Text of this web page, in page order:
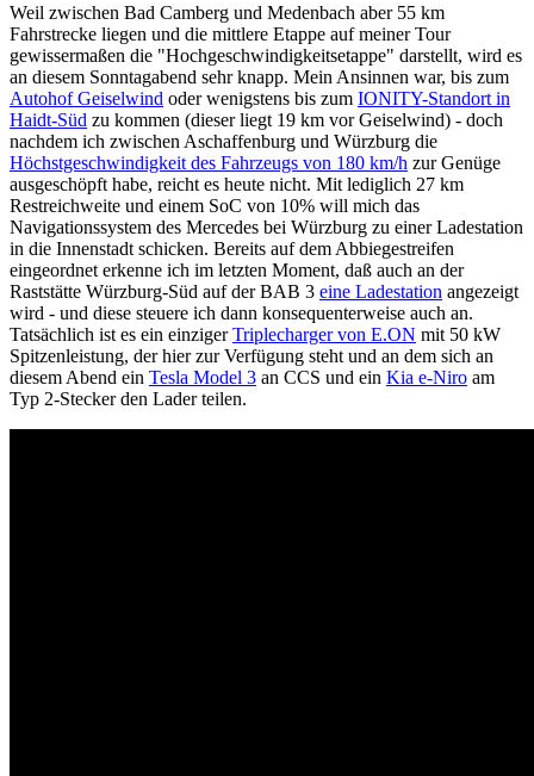
Weil zwischen Bad Camberg und Medenbach aber 55 km
Fahrstrecke liegen und die mittlere Etappe auf meiner Tour
gewissermaßen die "Hochgeschwindigkeitsetappe" darstellt, wird es
an diesem Sonntagabend sehr knapp. Mein Ansinnen war, bis zum
Autohof Geiselwind oder wenigstens bis zum IONITY-Standort in
Haidt-Süd zu kommen (dieser liegt 19 km vor Geiselwind) - doch
nachdem ich zwischen Aschaffenburg und Würzburg die
Höchstgeschwindigkeit des Fahrzeugs von 180 km/h zur Genüge
ausgeschöpft habe, reicht es heute nicht. Mit lediglich 27 km
Restreichweite und einem SoC von 10% will mich das
Navigationssystem des Mercedes bei Würzburg zu einer Ladestation
in die Innenstadt schicken. Bereits auf dem Abbiegestreifen
eingeordnet erkenne ich im letzten Moment, daß auch an der
Raststätte Würzburg-Süd auf der BAB 3 eine Ladestation angezeigt
wird - und diese steuere ich dann konsequenterweise auch an.
Tatsächlich ist es ein einzigerTriplecharger von E.ON mit 50 kW
Spitzenleistung, der hier zur Verfügung steht und an dem sich an
diesem Abend ein Tesla Model 3 an CCS und ein Kia e-Niro am
Typ 2-Stecker den Lader teilen.